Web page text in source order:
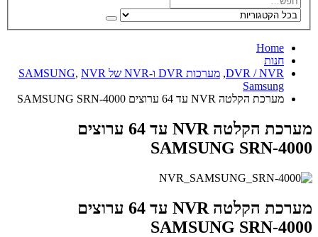
Home
חנות
DVR / NVR
, מערכות DVR ו-NVR של SAMSUNG , NVR
Samsung
מערכת הקלטה NVR עד 64 ערוצים SAMSUNG SRN-4000
מערכת הקלטה NVR עד 64 ערוצים
SAMSUNG SRN-4000
מערכת הקלטה NVR עד 64 ערוצים
SAMSUNG SRN-4000